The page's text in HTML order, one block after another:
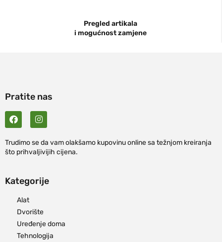
Pregled artikala
i mogućnost zamjene
Pratite nas
Trudimo se da vam olakšamo kupovinu online sa težnjom kreiranja
što prihvaljivijih cijena.
Kategorije
Alat
Dvorište
Uređenje doma
Tehnologija